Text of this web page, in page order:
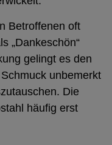
Betroffenen oft
„Dankeschön“
gelingt es den
unbemerkt
Die
häufig erst